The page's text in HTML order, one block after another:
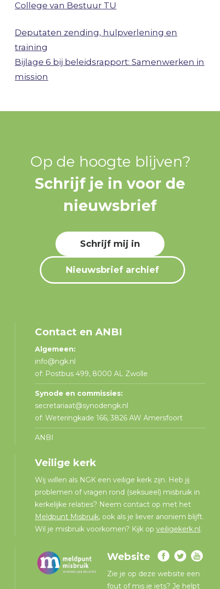
College van Bestuur TU
Deputaten zending, hulpverlening en
training
Bijlage 6 bij beleidsrapport: Samenwerken in
mission
Op de hoogte blijven?
Schrijf je in voor de
nieuwsbrief
Schrijf mij in
Nieuwsbrief archief
Contact en ANBI
Algemeen:
info@ngk.nl
of: Postbus 499, 8000 AL Zwolle
Synode en commissies:
secretariaat@synodengk.nl
of: Weteringkade 166, 3826 AW Amersfoort
ANBI
Veilige kerk
Wij willen als NGK een veilige kerk zijn. Heb jij
problemen of vragen rond (seksueel) misbruik in
kerkelijke relaties? Neem contact op met het
Meldpunt Misbruik, ook als je liever anoniem blijft.
Wil je misbruik voorkomen? Kijk opveiligekerk.nl.
Website
Zie je op deze website een
fout of mis je iets? Je helpt